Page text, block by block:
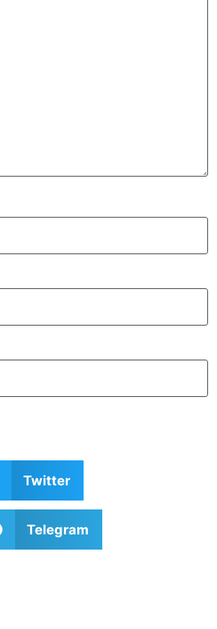
Twitter
Telegram